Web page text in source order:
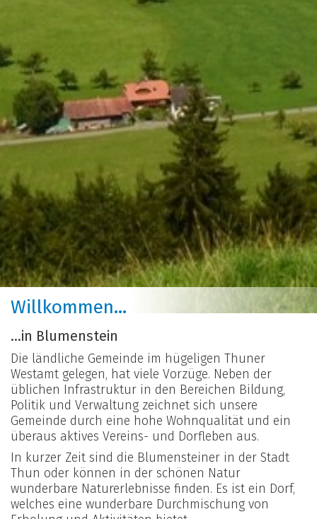
Willkommen...
...in Blumenstein
Die ländliche Gemeinde im hügeligen Thuner
Westamt gelegen, hat viele Vorzüge. Neben der
üblichen Infrastruktur in den Bereichen Bildung,
Politik und Verwaltung zeichnet sich unsere
Gemeinde durch eine hohe Wohnqualität und ein
überaus aktives Vereins- und Dorfleben aus.
In kurzer Zeit sind die Blumensteiner in der Stadt
Thun oder können in der schönen Natur
wunderbare Naturerlebnisse finden. Es ist ein Dorf,
welches eine wunderbare Durchmischung von